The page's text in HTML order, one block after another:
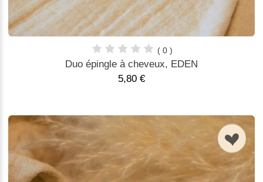
( 0 )
Duo épingle à cheveux, EDEN
5,80 €
n